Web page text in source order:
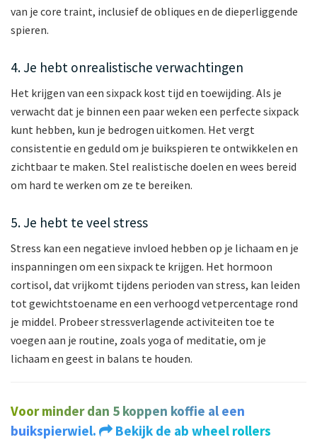
van je core traint, inclusief de obliques en de dieperliggende
spieren.
4. Je hebt onrealistische verwachtingen
Het krijgen van een sixpack kost tijd en toewijding. Als je
verwacht dat je binnen een paar weken een perfecte sixpack
kunt hebben, kun je bedrogen uitkomen. Het vergt
consistentie en geduld om je buikspieren te ontwikkelen en
zichtbaar te maken. Stel realistische doelen en wees bereid
om hard te werken om ze te bereiken.
5. Je hebt te veel stress
Stress kan een negatieve invloed hebben op je lichaam en je
inspanningen om een sixpack te krijgen. Het hormoon
cortisol, dat vrijkomt tijdens perioden van stress, kan leiden
tot gewichtstoename en een verhoogd vetpercentage rond
je middel. Probeer stressverlagende activiteiten toe te
voegen aan je routine, zoals yoga of meditatie, om je
lichaam en geest in balans te houden.
Voor minder dan 5 koppen koffie al een
buikspierwiel.
Bekijk de ab wheel rollers